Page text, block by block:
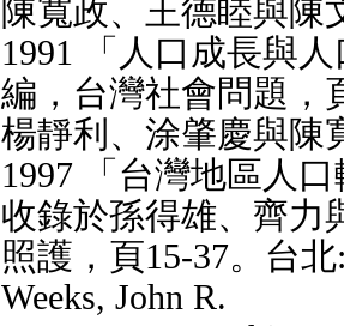
陳寬政、王德睦與陳
1991 「人口成長與
編，台灣社會問題，
楊靜利、涂肇慶與陳
1997 「台灣地區人
收錄於孫得雄、齊力
照護，頁15-37。台
Weeks, John R.